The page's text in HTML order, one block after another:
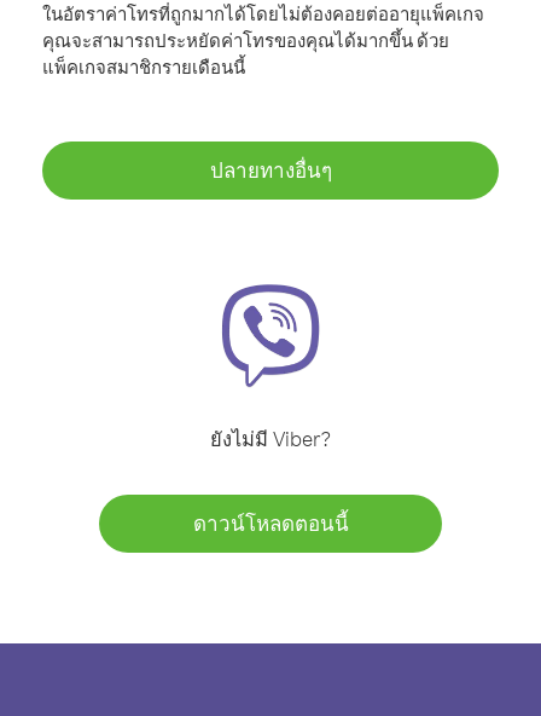
ในอัตราค่าโทรที่ถูกมากได้โดยไม่ต้องคอยต่ออายุแพ็คเกจ
คุณจะสามารถประหยัดค่าโทรของคุณได้มากขึ้น ด้วย
แพ็คเกจสมาชิกรายเดือนนี้
ปลายทางอื่นๆ
ยังไม่มี Viber?
ดาวน์โหลดตอนนี้